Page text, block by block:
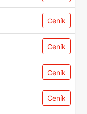
Ceník
Ceník
Ceník
Ceník